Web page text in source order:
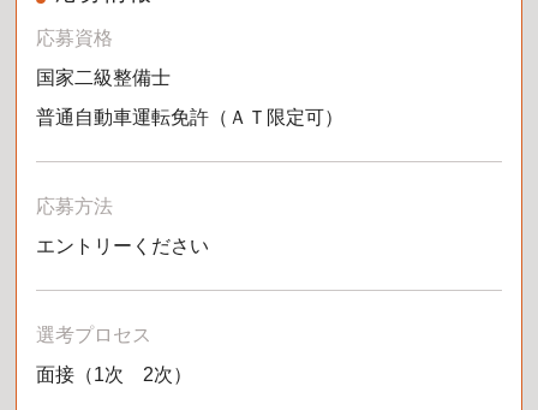
応募資格
国家二級整備士
普通自動車運転免許（ＡＴ限定可）
応募方法
エントリーください
選考プロセス
面接（1次 2次）